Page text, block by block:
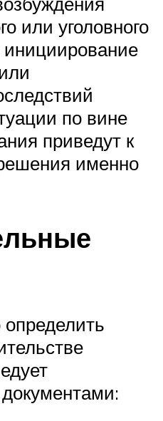
или уголовного
по вине
приведут к
именно